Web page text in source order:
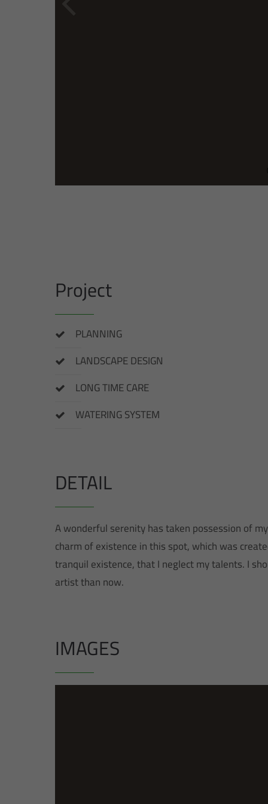
Project
PLANNING
LANDSCAPE DESIGN
LONG TIME CARE
WATERING SYSTEM
DETAIL
A wonderful serenity has taken possession of
charm of existence in this spot, which was
tranquil existence, that I neglect my talents. I
artist than now.
IMAGES